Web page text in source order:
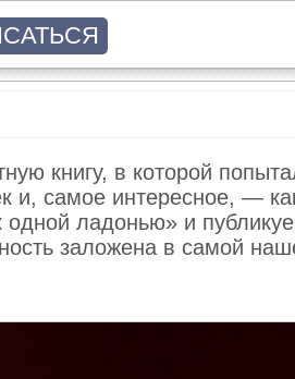
книгу, в которой
и, самое интересное, —
одной ладонью» и
заложена в самой